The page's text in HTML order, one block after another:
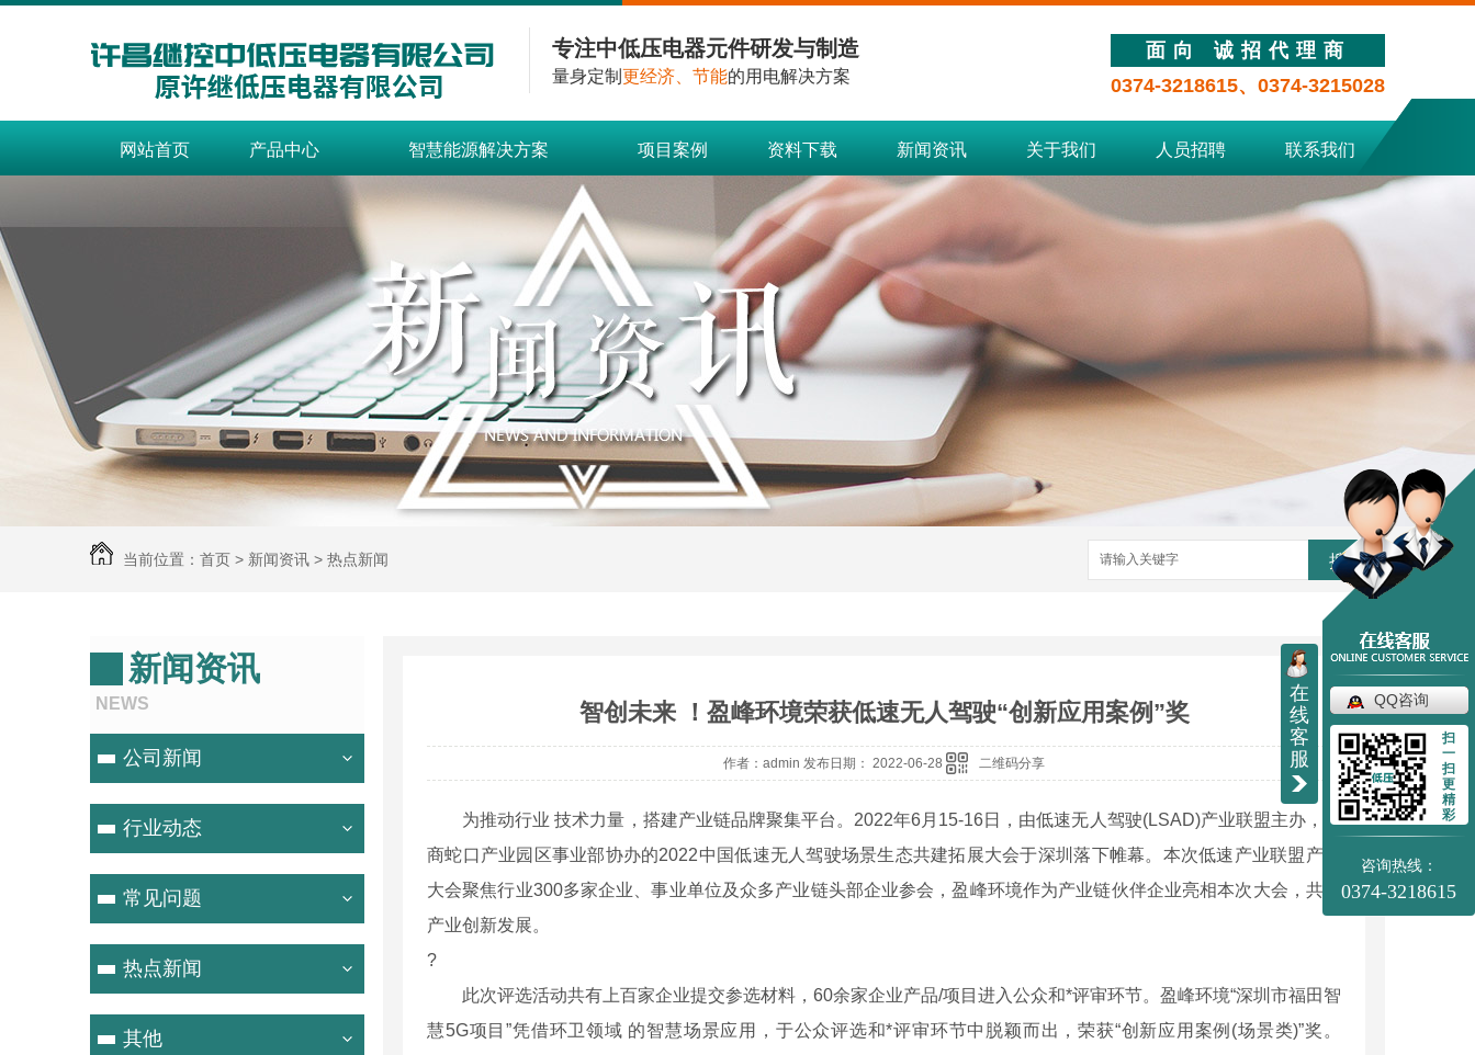
专注中低压电器元件研发与制造
量身定制 更经济、节能的用电解决方案
面向 诚招代理商
0374-3218615、0374-3215028
网站首页 产品中心 智慧能源解决方案 项目案例 资料下载 新闻资讯 关于我们 人员招聘 联系我们
当前位置： 首页 > 新闻资讯 > 热点新闻 搜索
新闻资讯
NEWS
公司新闻
行业动态
常见问题
热点新闻
其他
智创未来 ！盈峰环境荣获低速无人驾驶“创新应用案例”奖
作者：admin 发布日期： 2022-06-28 二维码分享
为推动行业 技术力量，搭建产业链品牌聚集平台。2022年6月15-16日，由低速无人驾驶(LSAD)产业联盟主办，招
商蛇口产业园区事业部协办的2022中国低速无人驾驶场景生态共建拓展大会于深圳落下帷幕。本次低速产业联盟产业
大会聚焦行业300多家企业、事业单位及众多产业链头部企业参会，盈峰环境作为产业链伙伴企业亮相本次大会，共探
产业创新发展。
?
此次评选活动共有上百家企业提交参选材料，60余家企业产品/项目进入公众和*评审环节。盈峰环境“深圳市福田智
慧5G项目”凭借环卫领域 的智慧场景应用，于公众评选和*评审环节中脱颖而出，荣获“创新应用案例(场景类)”奖。
在
线
客
服
QQ咨询
扫
一
扫
更
精
彩
咨询热线：
0374-3218615